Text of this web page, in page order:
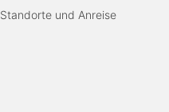
Standorte und Anreise